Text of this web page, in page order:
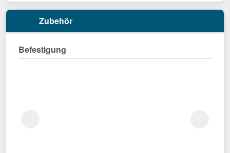
Zubehör
Befestigung